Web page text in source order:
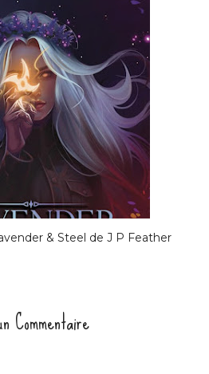
& Steel de J P Feather
Commentaire